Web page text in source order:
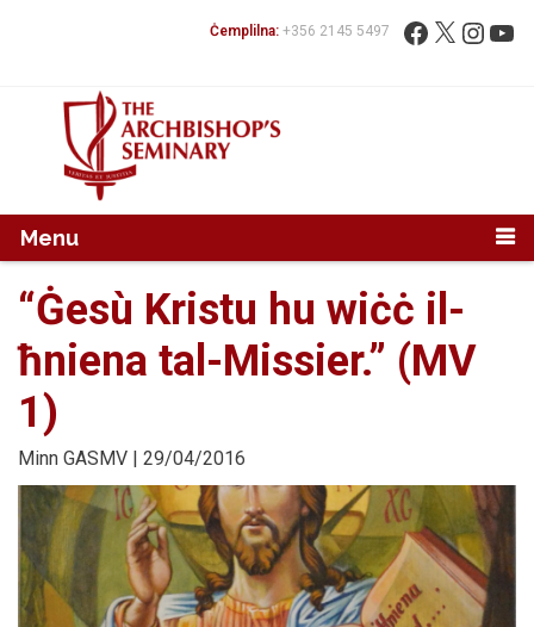
Fittex: Facebook
X
Ċemplilna: +356 2145 5497
Menu
“Ġesù Kristu hu wiċċ il-
ħniena tal-Missier.” (MV
1)
Minn GASMV | 29/04/2016